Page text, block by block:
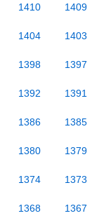
1410 1409
1404 1403
1398 1397
1392 1391
1386 1385
1380 1379
1374 1373
1368 1367